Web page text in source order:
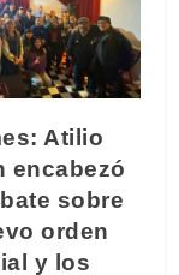
Atilio
encabezó
sobre
orden
y los